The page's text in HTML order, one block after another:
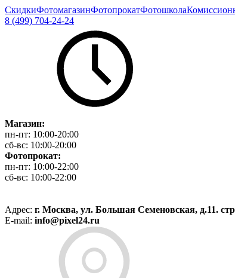
СкидкиФотомагазинФотопрокатФотошкола
8 (499) 704-24-24
Магазин:
пн-пт: 10:00-20:00
сб-вс: 10:00-20:00
Фотопрокат:
пн-пт: 10:00-22:00
сб-вс: 10:00-22:00
Адрес: г. Москва, ул. Большая Семеновская, д.11.
E-mail: info@pixel24.ru